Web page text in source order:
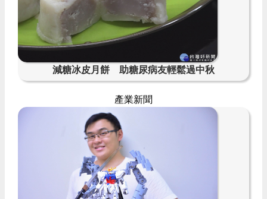
減糖冰皮月餅 助糖尿病友輕鬆過中秋
產業新聞